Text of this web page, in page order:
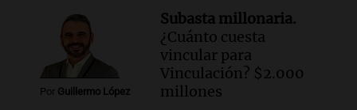
mediante delivery
Panorama Federal
Episodios
Audio.
El alzobispo García Cueva llama a
la clase dirigente a abordar problemas
Por Guillermo López
Subasta millonaria.
¿Cuánto cuesta
vincular para
Vinculación? $2.000
millones